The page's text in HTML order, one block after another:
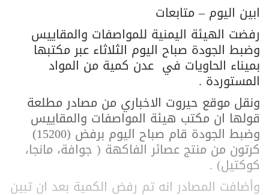
ابين اليوم – متابعات
رفضت الهيئة اليمنية للمواصفات والمقاييس
وضبط الجودة صباح اليوم الثلاثاء عبر مكتبها
بميناء الحاويات في عدن كمية من المواد
المستوردة .
ونقل موقع حيروت الاخباري من مصادر مطلعة
قولها ان مكتب هيئة المواصفات والمقاييس
وضبط الجودة قام صباح اليوم برفض (15200)
كرتون من منتج عصائر الفاكهة ( جوافة، مانجا،
كوكتيل) .
وأضافت المصادر انه تم رفض الكمية بعد ان تبين